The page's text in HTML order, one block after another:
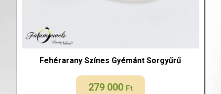
Fehérarany Színes Gyémánt Sorgyűrű
279 000 Ft